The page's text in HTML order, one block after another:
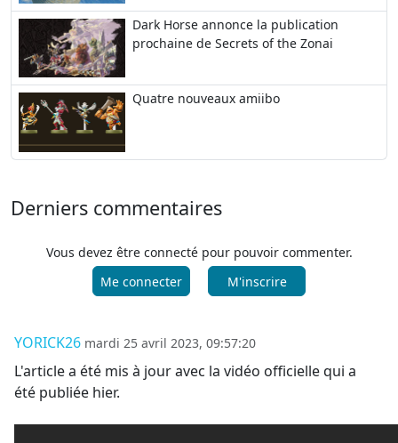
Dark Horse annonce la publication
prochaine de Secrets of the Zonai
Quatre nouveaux amiibo
Derniers commentaires
Vous devez être connecté pour pouvoir commenter.
Me connecter
M'inscrire
YORICK26 mardi 25 avril 2023, 09:57:20
L'article a été mis à jour avec la vidéo officielle qui a
été publiée hier.